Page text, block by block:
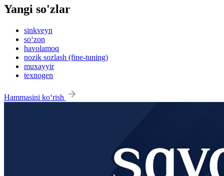
Yangi so'zlar
sinkveyn
so‘zon
havolamoq
nozik sozlash (fine-tuning)
muxayyir
texnogen
Hammasini ko‘rish